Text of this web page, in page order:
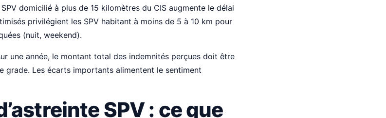
SPV domicilié à plus de 15 kilomètres du CIS augmente le délai
privilégient les SPV habitant à moins de 5 à 10 km pour
(nuit, weekend).
une année, le montant total des indemnités perçues doit être
grade. Les écarts importants alimentent le sentiment
SPV : ce que